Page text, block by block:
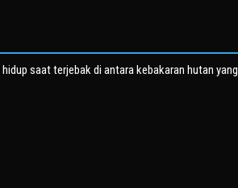
saat terjebak di antara kebakaran hutan yang